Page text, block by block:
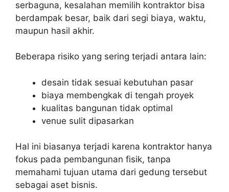
serbaguna, kesalahan memilih kontraktor bisa
berdampak besar, baik dari segi biaya, waktu,
maupun hasil akhir.
Beberapa risiko yang sering terjadi antara lain:
desain tidak sesuai kebutuhan pasar
biaya membengkak di tengah proyek
kualitas bangunan tidak optimal
venue sulit dipasarkan
Hal ini biasanya terjadi karena kontraktor hanya
fokus pada pembangunan fisik, tanpa
memahami tujuan utama dari gedung tersebut
sebagai aset bisnis.